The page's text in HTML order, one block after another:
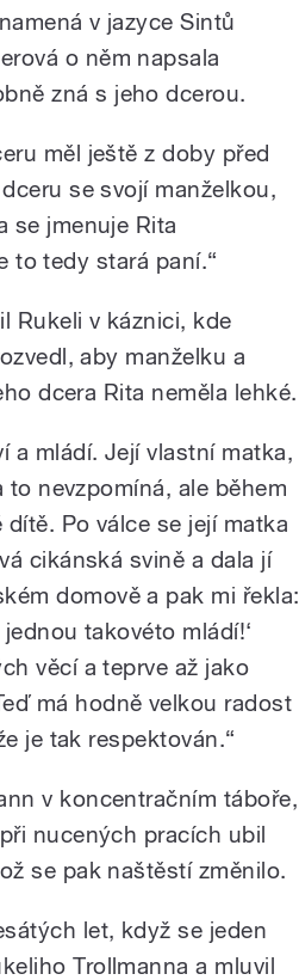
v jazyce Sintů
o něm napsala
zná s jeho dcerou.
měl ještě z doby před
se svojí manželkou,
se jmenuje Rita
to tedy stará paní.“
Rukeli v káznici, kde
aby manželku a
dcera Rita neměla lehké.
a mládí. Její vlastní matka,
nevzpomíná, ale během
Po válce se její matka
cikánská svině a dala jí
domově a pak mi řekla:
takovéto mládí!‘
věcí a teprve až jako
má hodně velkou radost
je tak respektován.“
v koncentračním táboře,
nucených pracích ubil
se pak naštěstí změnilo.
let, když se jeden
Trollmanna a mluvil